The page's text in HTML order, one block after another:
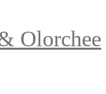
Olorchee